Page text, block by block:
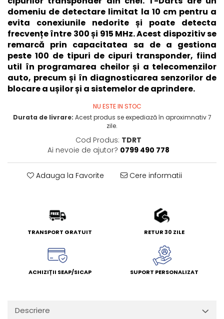
domeniu de detectare limitat la 10 cm pentru a
evita conexiunile nedorite și poate detecta
frecvențe între 300 și 915 MHz. Acest dispozitiv se
remarcă prin capacitatea sa de a gestiona
peste 100 de tipuri de cipuri transponder, fiind
util în programarea cheilor și a telecomenzilor
auto, precum și în diagnosticarea senzorilor de
blocare a ușilor și a sistemelor de aprindere.
NU ESTE IN STOC
Durata de livrare: Acest produs se expediază în aproximnativ 7
zile.
Cod Produs: TDRT
Ai nevoie de ajutor? 0799 490 778
Adauga la Favorite Cere informatii
TRANSPORT GRATUIT RETUR 30 ZILE
ACHIZIȚII SEAP/SICAP SUPORT PERSONALIZAT
Descriere